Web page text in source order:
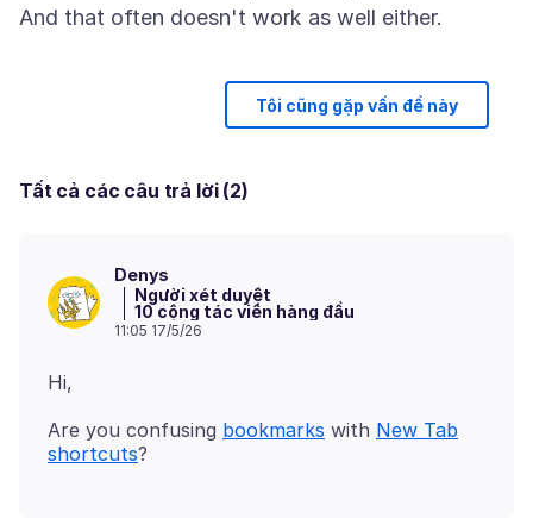
Tôi cũng gặp vấn đề này
Tất cả các câu trả lời (2)
Denys
Người xét duyệt
10 cộng tác viên hàng đầu
11:05 17/5/26
Are you confusing bookmarks with New Tab
shortcuts